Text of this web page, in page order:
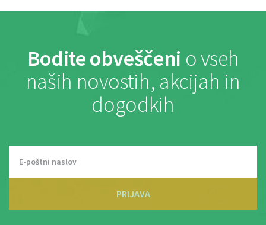
Bodite obveščeni o vseh
naših novostih, akcijah in
dogodkih
PRIJAVA